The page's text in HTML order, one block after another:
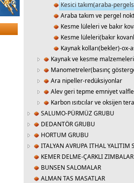
Kesici takım(araba-
Araba takım ve pergel
Kesme lüleleri ve bakır
Kesme lüleleri(bakır
Kaynak kolları(bekler)-ox-
Kaynak ve kesme
Manometreler(basınç
Ara nipeller-redüksiyonlar
Alev geri tepme emniyet
Karbon ısıtıcılar ve oksijen
SALUMO-PÜRMÜZ GRUBU
DEDANTÖR GRUBU
HORTUM GRUBU
ITALYAN AVRUPA ITHAL YALITIM
KEMER DELME-ÇARKLI ZIMBALAR
BUNSEN SALOMALAR
ALMAN TAS MASATLAR